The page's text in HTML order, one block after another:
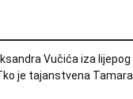
Vučića iza lijepog
je tajanstvena Tamara